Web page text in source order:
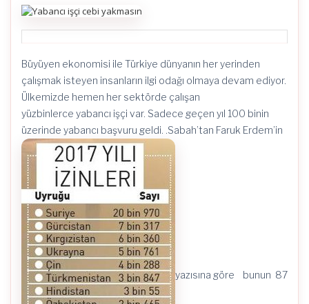
Büyüyen ekonomisi ile Türkiye dünyanın her yerinden
çalışmak isteyen insanların ilgi odağı olmaya devam ediyor.
Ülkemizde hemen her sektörde çalışan
yüzbinlerce yabancı işçi var. Sadece geçen yıl 100 binin
üzerinde yabancı başvuru geldi. .Sabah’tan Faruk Erdem’in
yazısına göre bunun 87